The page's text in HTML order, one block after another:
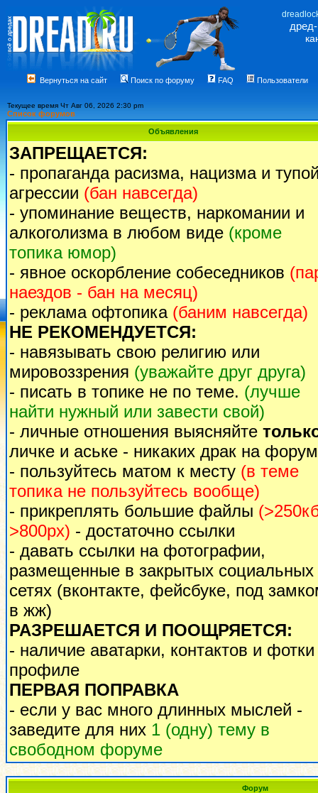
Вернуться на сайт Поиск по форуму FAQ Пользователи
Текущее время Чт Авг 06, 2026 2:30 pm
Список форумов
Объявления
ЗАПРЕЩАЕТСЯ:
- пропаганда расизма, нацизма и
агрессии (бан навсегда)
- упоминание веществ, наркомании и
алкоголизма в любом виде (кроме
топика юмор)
- явное оскорбление собеседников
наездов - бан на месяц)
- реклама офтопика (баним навсегда)
НЕ РЕКОМЕНДУЕТСЯ:
- навязывать свою религию или
мировоззрения (уважайте друг друга)
- писать в топике не по теме. (лучше
найти нужный или завести свой)
- личные отношения выясняйте
личке и аське - никаких драк на
- пользуйтесь матом к месту (в теме
топика не пользуйтесь вообще)
- прикреплять большие файлы
>800px) - достаточно ссылки
- давать ссылки на фотографии,
размещенные в закрытых социальных
сетях (вконтакте, фейсбуке, под
в жж)
РАЗРЕШАЕТСЯ И ПООЩРЯЕТСЯ:
- наличие аватарки, контактов и
профиле
ПЕРВАЯ ПОПРАВКА
- если у вас много длинных мыслей -
заведите для них 1 (одну) тему в
свободном форуме
Форум